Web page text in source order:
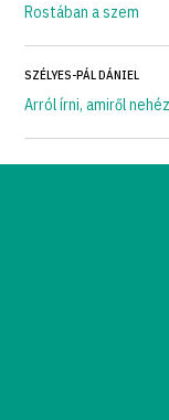
Rostában a szem
SZÉLYES-PÁL DÁNIEL
Arról írni, amiről